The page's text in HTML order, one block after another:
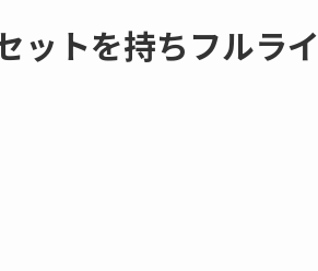
トを持ちフルラ